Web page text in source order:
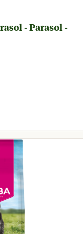
- Parasol -
€ 39,95